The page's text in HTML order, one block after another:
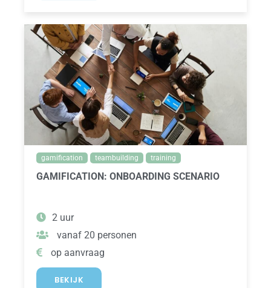
gamification teambuilding training
GAMIFICATION: ONBOARDING SCENARIO
2 uur
vanaf 20 personen
op aanvraag
BEKIJK